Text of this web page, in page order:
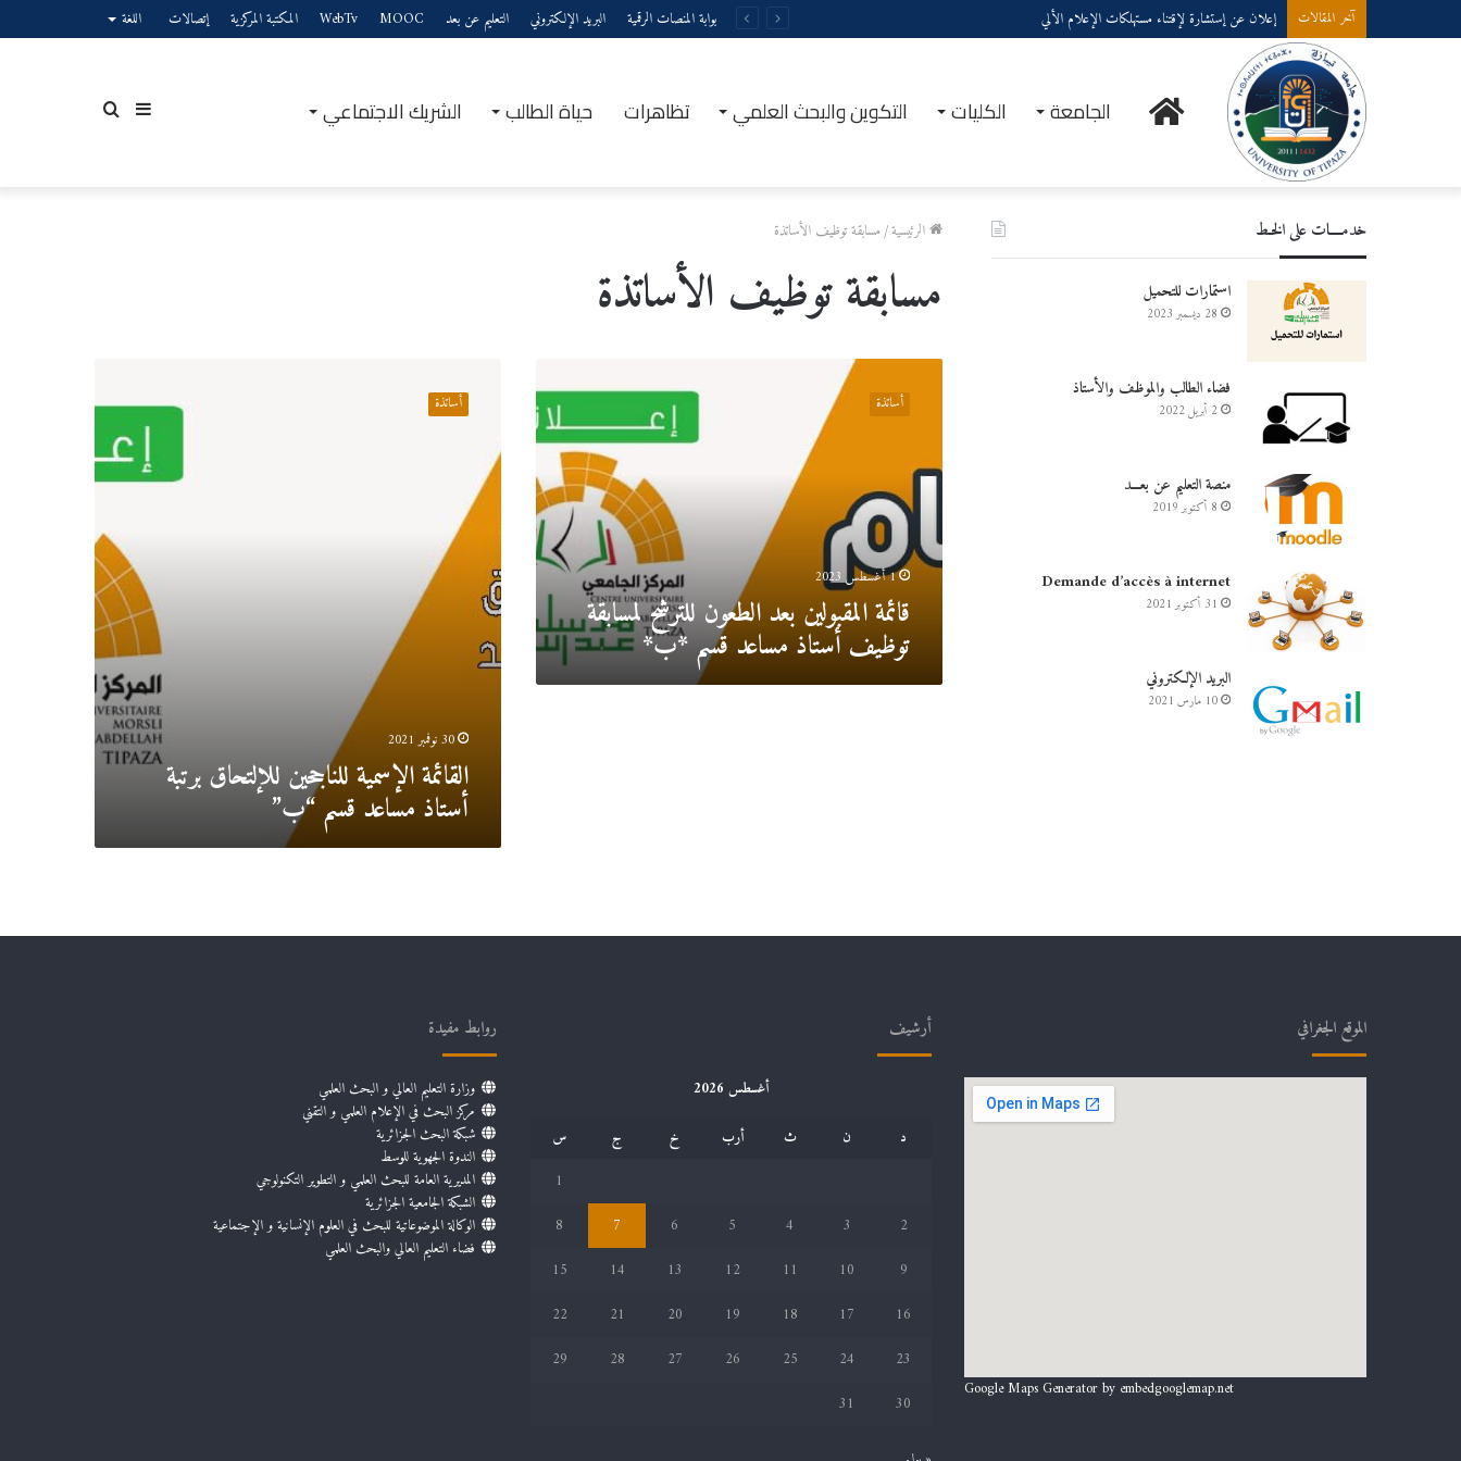
آخر المقالات إعلان عن إستشارة لإقتناء مستهلكات الإعلام الألي بوابة المنصات الرقمية البريد الإلكتروني التعليم عن بعد MOOC
WebTv المكتبة المركزية إتصالات اللغة
الرئيسيةالجامعة الكليات التكوين والبحث العلمي تظاهرات حياة الطالب الشريك الاجتماعي بحثإضافة
جانبي
الرئيسية/مسابقة توظيف الأساتذة
مسابقة توظيف الأساتذة
قائمة
للترشح
لمسابقة
توظيف
مساعد
قسم
أساتذة
1 أغسطس 2023
قائمة المقبولين بعد الطعون للترشح لمسابقة
توظيف أستاذ مساعد قسم *ب*
برتبة
أستاذ
مساعد
أساتذة
30 نوفمبر 2021
القائمة الإسمية للناجحين للإلتحاق برتبة
أستاذ مساعد قسم “ب”
خدمــــات على الخـط
استمارات للتحميل
28 ديسمبر 2023
فضاء الطالب والموظف والأستاذ
2 أبريل 2022
منصة التعليم عن بعـــد
8 أكتوبر 2019
Demande d’accès à internet
31 أكتوبر 2021
البريد الإلكتروني
10 مارس 2021
الموقع الجغرافي
Google Maps Generator by embedgooglemap.net
أرشيف
أغسطس 2026
د
ن ث أرب خ ج
س
1
2
3
4
5
6
7
8
9
10
11
12
13
14
15
16
17
18
19
20
21
22
23
24
25
26
27
28
29
30
31
روابط مفيدة
وزارة التعليم العالي و البحث العلمي
مركز البحث في الإعلام العلمي و التقني
شبكة البحث الجزائرية
الندوة الجهوية للوسط
المديرية العامة للبحث العلمي و التطوير التكنولوجي
الشبكة الجامعية الجزائرية
الوكالة الموضوعاتية للبحث في العلوم الإنسانية و الإجتماعية
فضاء التعليم العالي والبحث العلمي